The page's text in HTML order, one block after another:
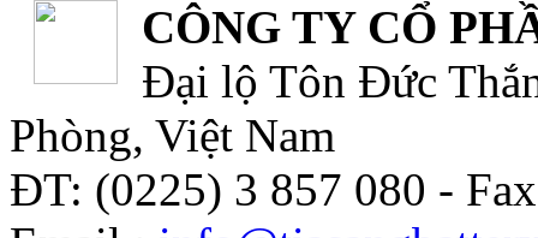
CÔNG TY CỔ
Đại lộ Tôn Đức
Phòng, Việt Nam
ĐT: (0225) 3 857 080 -